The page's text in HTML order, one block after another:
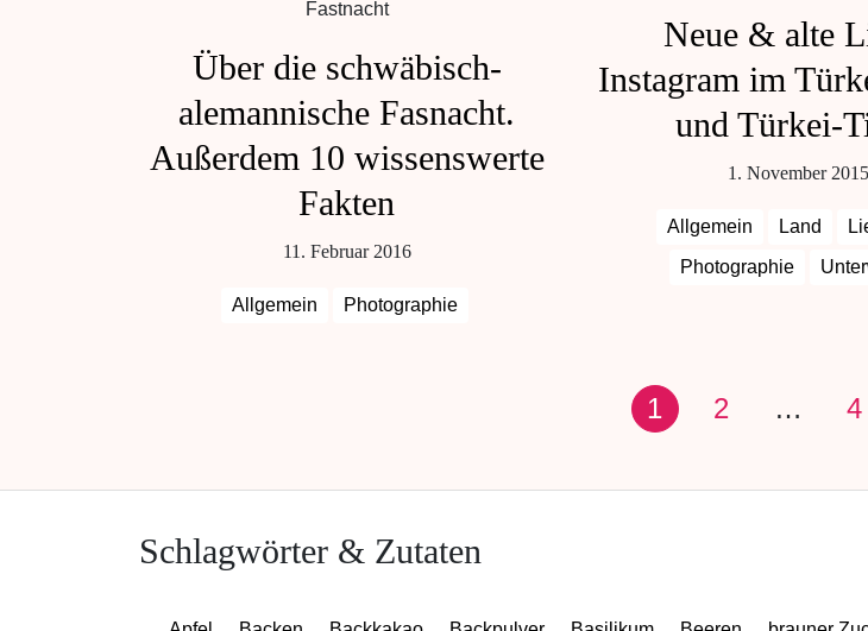
Über die schwäbisch-
alemannische Fasnacht.
Außerdem 10 wissenswerte
Fakten
11. Februar 2016
Allgemein Photographie
Neue & alte
Instagram im
und Türkei-
1. November 2015
Allgemein Land
Photographie
1 2 … 4
Schlagwörter & Zutaten